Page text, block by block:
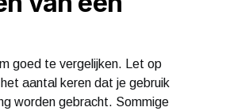
goed te vergelijken. Let op
aantal keren dat je gebruik
worden gebracht. Sommige